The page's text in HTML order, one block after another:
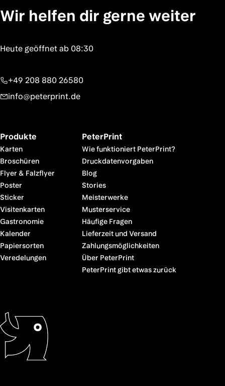
Wir helfen dir gerne weiter
+49 208 880 26580
info@peterprint.de
Produkte
Karten
Broschüren
Flyer & Falzflyer
Poster
Sticker
Visitenkarten
Gastronomie
Kalender
Papiersorten
Veredelungen
PeterPrint
Wie funktioniert PeterPrint?
Druckdatenvorgaben
Blog
Stories
Meisterwerke
Musterservice
Häufige Fragen
Lieferzeit und Versand
Zahlungsmöglichkeiten
Über PeterPrint
PeterPrint gibt etwas zurück